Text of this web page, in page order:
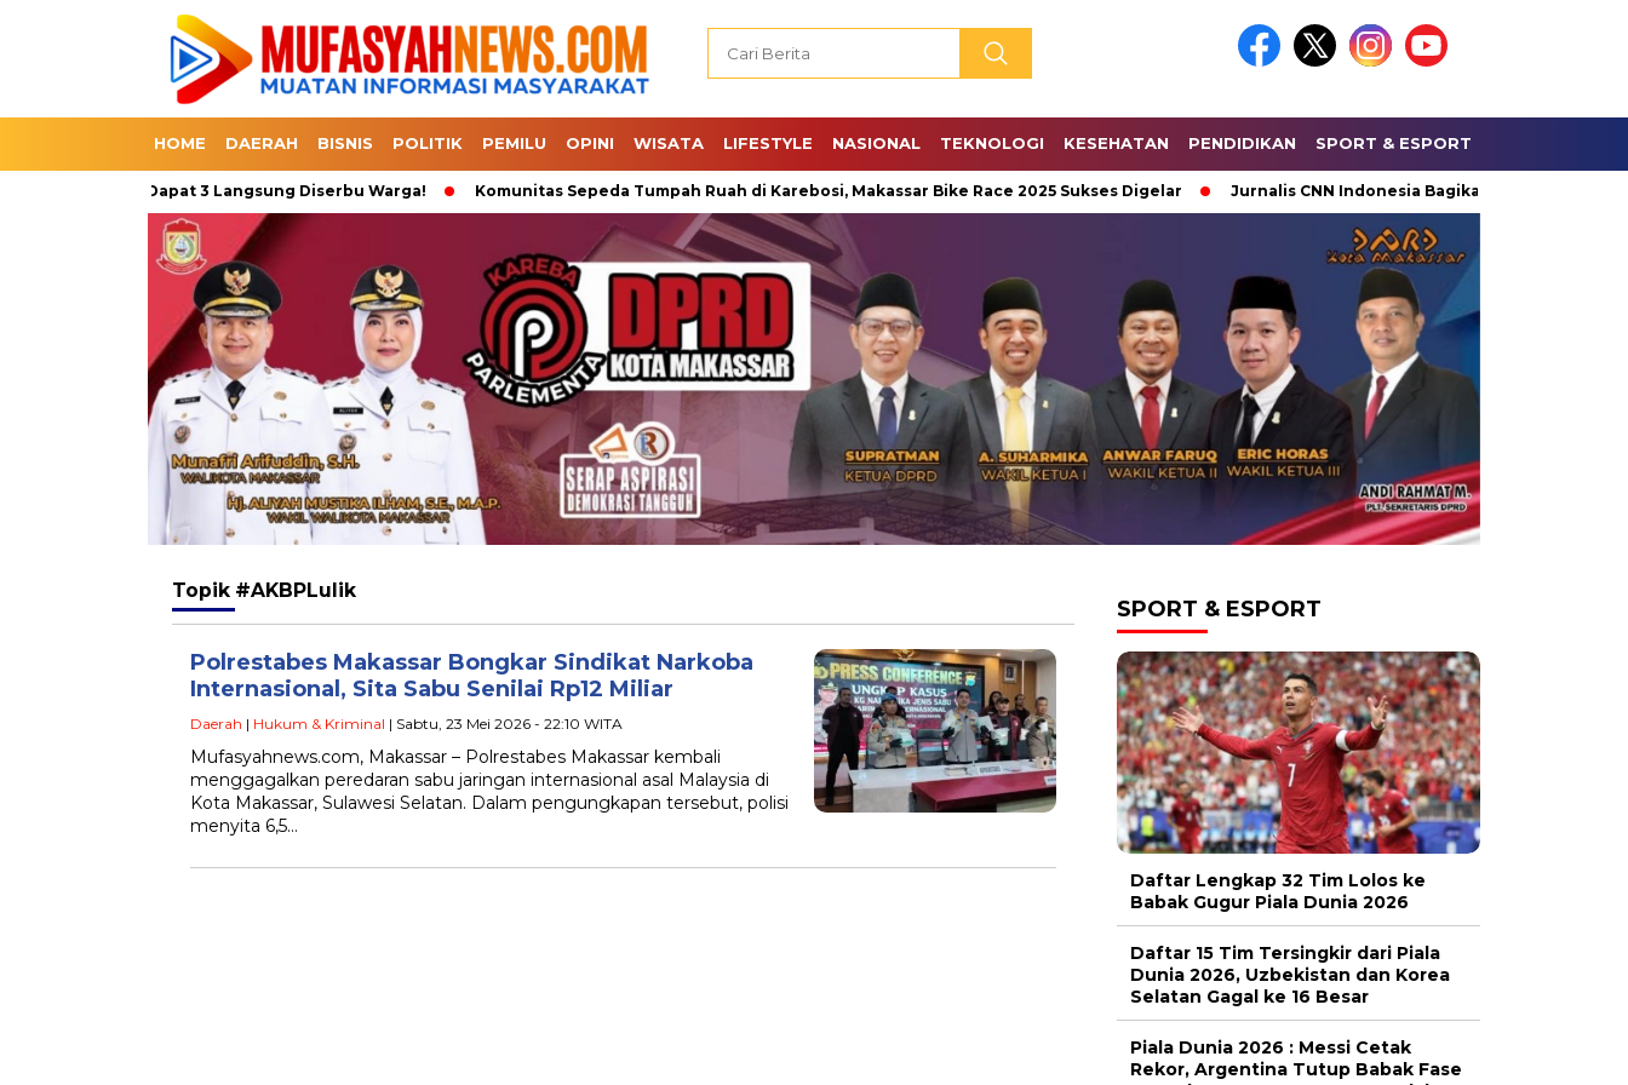
HOME DAERAH BISNIS POLITIK PEMILU OPINI WISATA LIFESTYLE NASIONAL TEKNOLOGI KESEHATAN PENDIDIKAN SPORT & ESPORT
Beli 1 Dapat 3 Langsung Diserbu Warga! Komunitas Sepeda Tumpah Ruah di Karebosi, Makassar Bike Race 2025 Sukses Digelar Jurnalis CNN Indonesia Bagikan Keseruan Saat
Topik #AKBPLulik
Polrestabes Makassar Bongkar Sindikat Narkoba
Internasional, Sita Sabu Senilai Rp12 Miliar
Daerah | Hukum & Kriminal | Sabtu, 23 Mei 2026 - 22:10 WITA
Mufasyahnews.com, Makassar – Polrestabes Makassar kembali
menggagalkan peredaran sabu jaringan internasional asal Malaysia di
Kota Makassar, Sulawesi Selatan. Dalam pengungkapan tersebut, polisi
menyita 6,5…
SPORT & ESPORT
Daftar Lengkap 32 Tim Lolos ke
Babak Gugur Piala Dunia 2026
Daftar 15 Tim Tersingkir dari Piala
Dunia 2026, Uzbekistan dan Korea
Selatan Gagal ke 16 Besar
Piala Dunia 2026 : Messi Cetak
Rekor, Argentina Tutup Babak Fase